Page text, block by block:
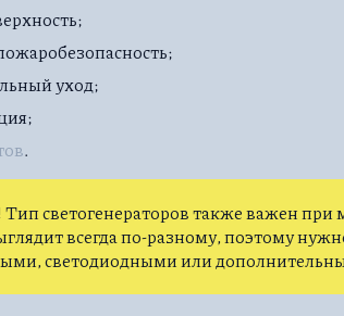
уход;
.
светогенераторов также важен
всегда по-разному, поэтому
светодиодными или